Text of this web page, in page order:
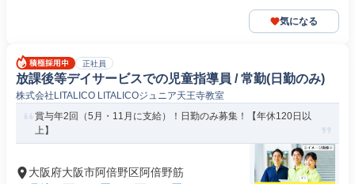
気になる
正社員
放課後等デイサービスでの児童指導員 / 常勤(日勤のみ)
株式会社LITALICO LITALICOジュニア天王寺教室
賞与年2回（5月・11月に支給）！日勤のみ募集！【年休120日以
上】
大阪府大阪市阿倍野区阿倍野筋